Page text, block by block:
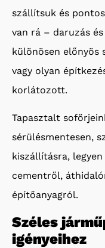
szállítsuk és
van rá – daruzás
különösen előnyös
vagy olyan
korlátozott.
Tapasztalt
sérülésmentesen,
kiszállításra,
cementről,
építőanyagról.
Széles
igényeihez